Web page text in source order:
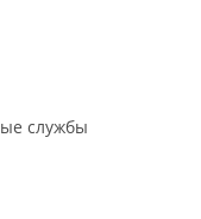
службы